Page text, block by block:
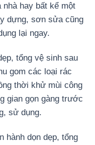
hay bất kể một
dựng, sơn sửa cũng
lại ngay.
tổng vệ sinh sau
gom các loại rác
thời khử mùi công
gian gọn gàng trước
sử dụng.
hành dọn dẹp, tổng